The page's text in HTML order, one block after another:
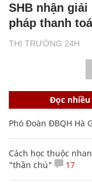
THỊ TRƯỜNG 24H
SHB nhận
pháp thanh
Đọc nhiều
Phó Đoàn ĐBQH Hà
Cách học thuộc
"thần chú"
17